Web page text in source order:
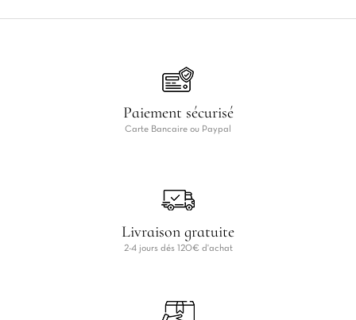
Paiement sécurisé
Carte Bancaire ou Paypal
Livraison gratuite
2-4 jours dés 120€ d'achat